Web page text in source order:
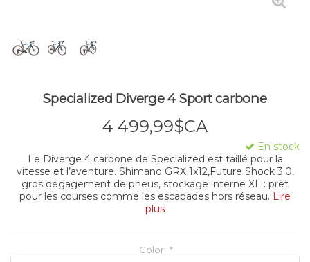
Specialized Diverge 4 Sport carbone
4 499,99$CA
En stock
Le Diverge 4 carbone de Specialized est taillé pour la
vitesse et l’aventure. Shimano GRX 1x12,Future Shock 3.0,
gros dégagement de pneus, stockage interne XL : prêt
pour les courses comme les escapades hors réseau. Lire
plus
Color: *